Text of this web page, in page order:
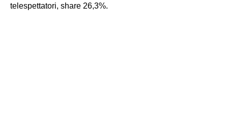
telespettatori, share 26,3%.